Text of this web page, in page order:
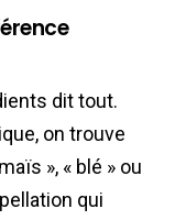
dit tout.
on trouve
», « blé » ou
qui